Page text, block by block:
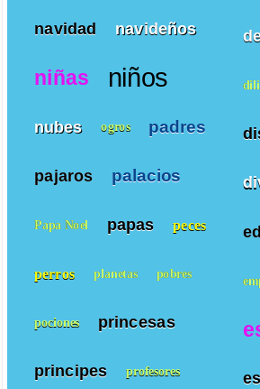
navidad navideños
niñas niños
nubes ogros padres
pajaros palacios
Papa Noel papas peces
perros planetas pobres
pociones princesas
principes profesores